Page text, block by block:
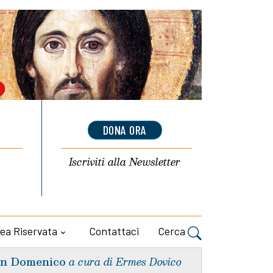
DONA ORA
Iscriviti allaNewsletter
Riservata Contattaci Cerca
Domenico a cura di Ermes Dovico